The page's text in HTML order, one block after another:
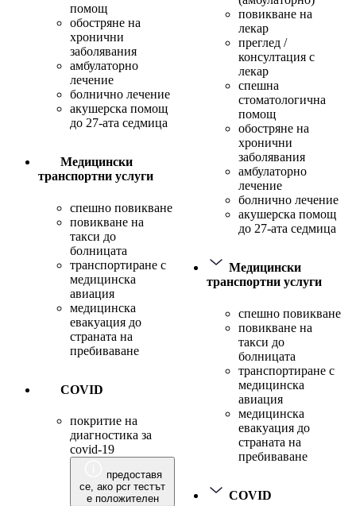
помощ
обостряне на
хронични
заболявания
амбулаторно
лечение
болнично лечение
акушерска помощ
до 27-ата седмица
Медицински
транспортни услуги
спешно повикване
повикване на
такси до
болницата
транспортиране с
медицинска
авиация
медицинска
евакуация до
страната на
пребиваване
COVID
покритие на
диагностика за
covid-19
предоставя
се, ако pcr тестът
е положителен
повикване на
лекар
преглед /
консултация с
лекар
спешна
стоматологична
помощ
обостряне на
хронични
заболявания
амбулаторно
лечение
болнично лечение
акушерска помощ
до 27-ата седмица
Медицински
транспортни услуги
спешно повикване
повикване на
такси до
болницата
транспортиране с
медицинска
авиация
медицинска
евакуация до
страната на
пребиваване
COVID